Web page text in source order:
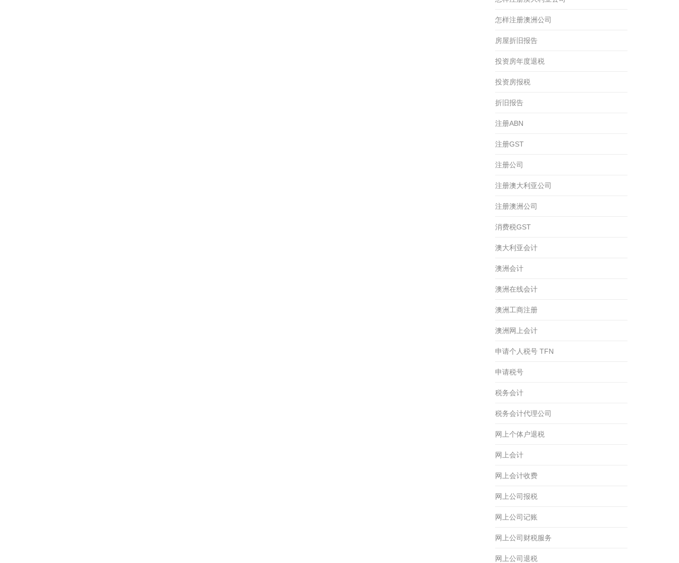
怎样注册澳洲公司
房屋折旧报告
投资房年度退税
投资房报税
折旧报告
注册ABN
注册GST
注册公司
注册澳大利亚公司
注册澳洲公司
消费税GST
澳大利亚会计
澳洲会计
澳洲在线会计
澳洲工商注册
澳洲网上会计
申请个人税号 TFN
申请税号
税务会计
税务会计代理公司
网上个体户退税
网上会计
网上会计收费
网上公司报税
网上公司记账
网上公司财税服务
网上公司退税